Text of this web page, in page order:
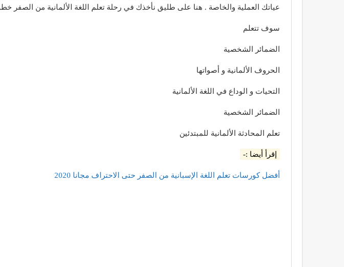
عياتك العملية والخاصة . هنا على طليق نأخذك في رحلة تعلم اللغة الألمانية من
سوف تتعلم
الضمائر الشخصية
الحروف الألمانية و أصواتها
التحيات و الوداع في اللغة الألمانية
الضمائر الشخصية
تعلم المحادثة الألمانية للمبتدئين
إقرأ أيضا :-
أفضل كورسات تعلم اللغة الإسبانية من الصفر حتى الاحتراف مجانا 2020